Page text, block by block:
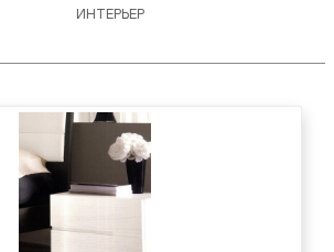
ИНТЕРЬЕР